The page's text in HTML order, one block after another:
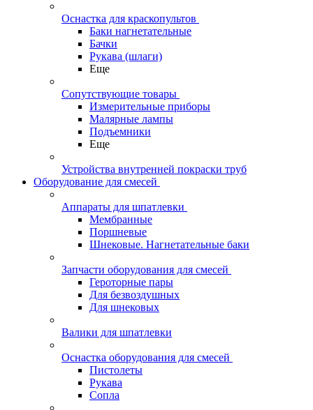
Оснастка для краскопультов
Баки нагнетательные
Бачки
Рукава (шлаги)
Еще
Сопутствующие товары
Измерительные приборы
Малярные лампы
Подъемники
Еще
Устройства внутренней покраски труб
Оборудование для смесей
Аппараты для шпатлевки
Мембранные
Поршневые
Шнековые. Нагнетательные баки
Запчасти оборудования для смесей
Героторные пары
Для безвоздушных
Для шнековых
Валики для шпатлевки
Оснастка оборудования для смесей
Пистолеты
Рукава
Сопла